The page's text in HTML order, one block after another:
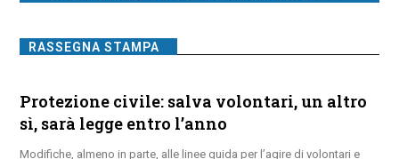
RASSEGNA STAMPA
Protezione civile: salva volontari, un altro
sì, sarà legge entro l’anno
Modifiche, almeno in parte, alle linee guida per l’agire di volontari e